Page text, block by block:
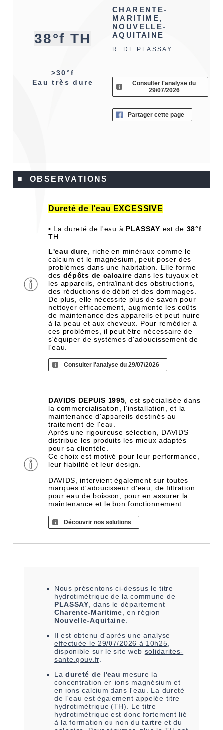
38°f TH
>30°f
Eau très dure
CHARENTE-
MARITIME,
NOUVELLE-
AQUITAINE
R. DE PLASSAY
Consulter l'analyse du
29/07/2026
Partager cette page
■ OBSERVATIONS
Dureté de l'eau EXCESSIVE
▪ La dureté de l'eau à PLASSAY est de 38°f
TH.
L'eau dure , riche en minéraux comme le
calcium et le magnésium, peut poser des
problèmes dans une habitation. Elle forme
des dépôts de calcaire dans les tuyaux et
les appareils, entraînant des obstructions,
des réductions de débit et des dommages.
De plus, elle nécessite plus de savon pour
nettoyer efficacement, augmente les coûts
de maintenance des appareils et peut nuire
à la peau et aux cheveux. Pour remédier à
ces problèmes, il peut être nécessaire de
s'équiper de systèmes d'adoucissement de
l'eau.
Consulter l'analyse du 29/07/2026
DAVIDS DEPUIS 1995 , est spécialisée dans
la commercialisation, l'installation, et la
maintenance d'appareils destinés au
traitement de l'eau.
Après une rigoureuse sélection, DAVIDS
distribue les produits les mieux adaptés
pour sa clientèle.
Ce choix est motivé pour leur performance,
leur fiabilité et leur design.
DAVIDS, intervient également sur toutes
marques d'adoucisseur d'eau, de filtration
pour eau de boisson, pour en assurer la
maintenance et le bon fonctionnement.
Découvrir nos solutions
Nous présentons ci-dessus le titre
hydrotimétrique de la commune de
PLASSAY , dans le département
Charente-Maritime , en région
Nouvelle-Aquitaine
Il est obtenu d'après une analyse
effectuée le 29/07/2026 à 10h25
disponible sur le site web solidarites-
sante.gouv.fr.
La dureté de l'eau mesure la
concentration en ions magnésium et
en ions calcium dans l'eau. La dureté
de l'eau est également appelée titre
hydrotimétrique (TH). Le titre
hydrotimétrique est donc fortement lié
à la formation ou non dutartre et du